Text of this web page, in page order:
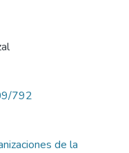
792
de la